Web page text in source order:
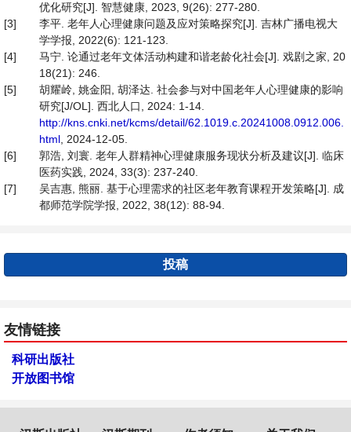
优化研究[J]. 智慧健康, 2023, 9(26): 277-280.
[3]
李平. 老年人心理健康问题及应对策略探究[J]. 吉林广播电视大
学学报, 2022(6): 121-123.
[4]
马宁. 论通过老年文体活动构建和谐老龄化社会[J]. 戏剧之家, 20
18(21): 246.
[5]
胡耀岭, 姚金阳, 胡泽达. 社会参与对中国老年人心理健康的影响
研究[J/OL]. 西北人口, 2024: 1-14.
http://kns.cnki.net/kcms/detail/62.1019.c.20241008.0912.006.
html , 2024-12-05.
[6]
郭浩, 刘寰. 老年人群精神心理健康服务现状分析及建议[J]. 临床
医药实践, 2024, 33(3): 237-240.
[7]
吴吉惠, 熊丽. 基于心理需求的社区老年教育课程开发策略[J]. 成
都师范学院学报, 2022, 38(12): 88-94.
投稿
友情链接
科研出版社
开放图书馆